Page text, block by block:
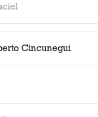
Cincunegui